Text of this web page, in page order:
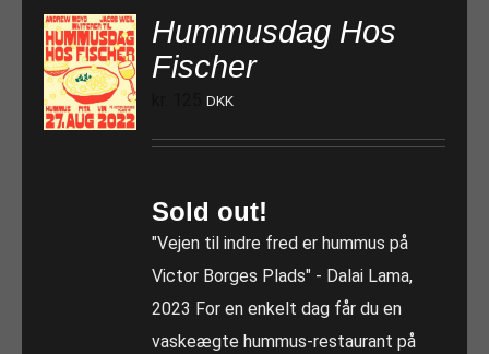
Hummusdag Hos
Fischer
DKK
Sold out!
"Vejen til indre fred er hummus på
Victor Borges Plads" - Dalai Lama,
2023 For en enkelt dag får du en
vaskeægte hummus-restaurant på